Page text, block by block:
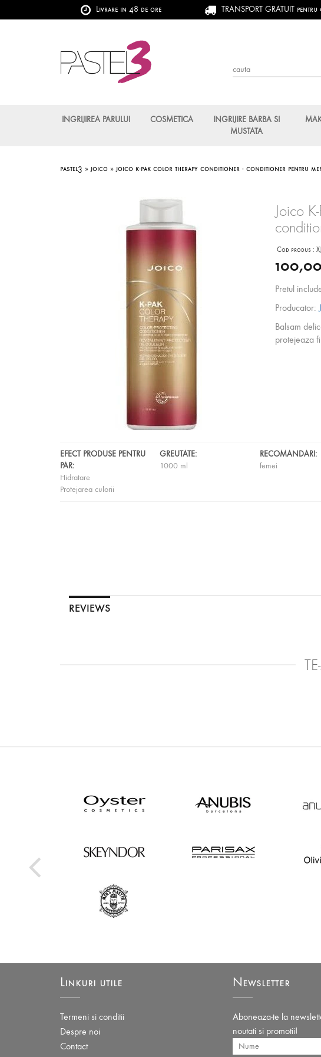
Livrare in 48 de ore TRANSPORT GRATUIT
INGRIJIREA PARULUI COSMETICA
INGRIJIRE BARBA SI
MUSTATA
pastel3 » joico » joico k-pak color therapy conditioner - conditioner pentru
Joico
Cod produs :
Pretul
Producator:
Balsam
protejeaza
EFECT PRODUSE PENTRU
PAR:
Hidratare
Protejarea culorii
GREUTATE:
1000 ml
RECOMANDARI:
femei
REVIEWS
Linkuri utile
Termeni si conditii
Despre noi
Contact
Newsletter
Aboneaza-te la
noutati si promotii!